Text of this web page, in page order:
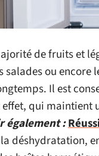
de fruits et
salades ou
Il est
effet, qui maintient
également :
déshydratation,